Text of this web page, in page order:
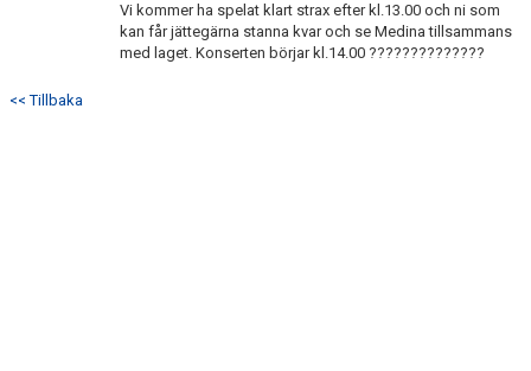
Vi kommer ha spelat klart strax efter kl.13.00 och ni som
kan får jättegärna stanna kvar och se Medina tillsammans
med laget. Konserten börjar kl.14.00 ??????????????
<< Tillbaka